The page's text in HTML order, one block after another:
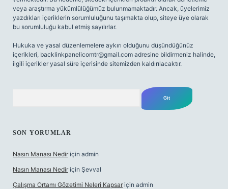
veya araştırma yükümlülüğümüz bulunmamaktadır. Ancak, üyelerimiz
yazdıkları içeriklerin sorumluluğunu taşımakta olup, siteye üye olarak
bu sorumluluğu kabul etmiş sayılırlar.
Hukuka ve yasal düzenlemelere aykırı olduğunu düşündüğünüz
içerikleri, backlinkpanelicomtr@gmail.com adresine bildirmeniz halinde,
ilgili içerikler yasal süre içerisinde sitemizden kaldırılacaktır.
SON YORUMLAR
Nasın Manası Nedir için admin
Nasın Manası Nedir için Şevval
Çalışma Ortamı Gözetimi Neleri Kapsar için admin